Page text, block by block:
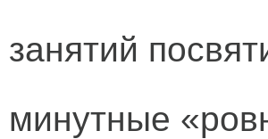
занятий
минутные